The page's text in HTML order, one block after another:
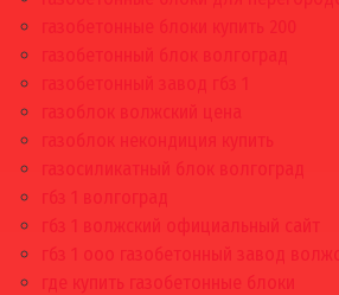
газобетонный блок волгоград
газобетонный завод гбз 1
газоблок волжский цена
газоблок некондиция купить
газосиликатный блок волгоград
гбз 1 волгоград
гбз 1 волжский официальный сайт
гбз 1 ооо газобетонный завод
где купить газобетонные блоки